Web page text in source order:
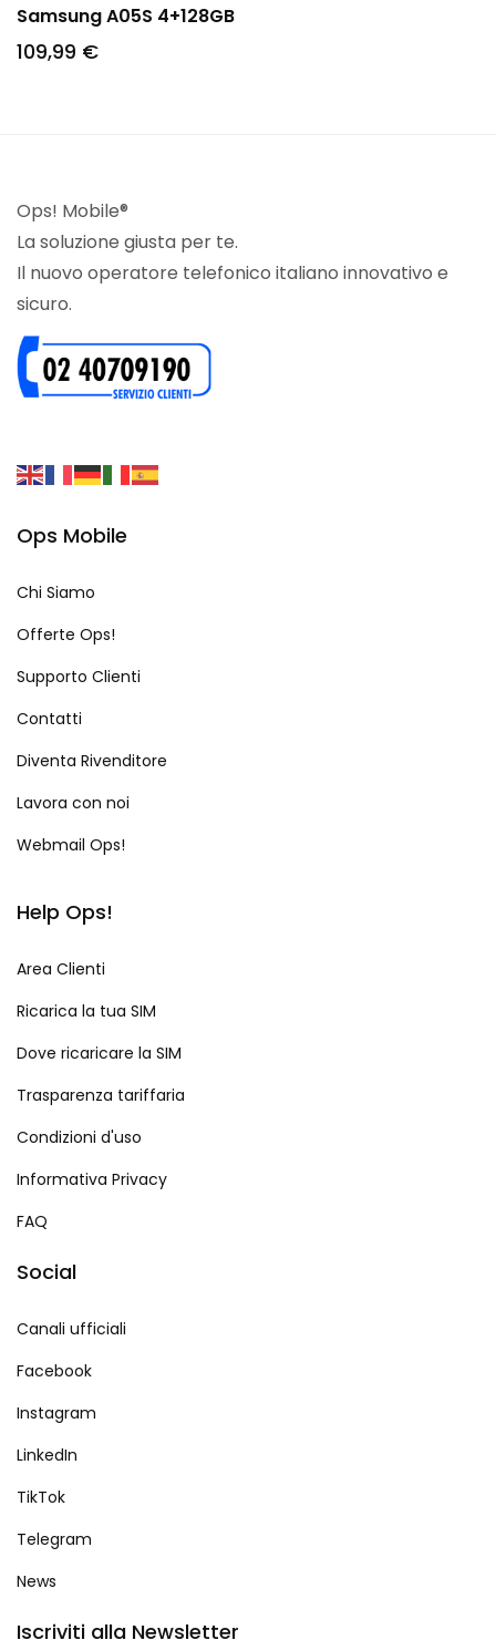
Samsung A05S 4+128GB
109,99 €
Ops! Mobile®
La soluzione giusta per te.
Il nuovo operatore telefonico italiano innovativo e
sicuro.
Ops Mobile
Chi Siamo
Offerte Ops!
Supporto Clienti
Contatti
Diventa Rivenditore
Lavora con noi
Webmail Ops!
Help Ops!
Area Clienti
Ricarica la tua SIM
Dove ricaricare la SIM
Trasparenza tariffaria
Condizioni d'uso
Informativa Privacy
FAQ
Social
Canali ufficiali
Facebook
Instagram
LinkedIn
TikTok
Telegram
News
Iscriviti alla Newsletter